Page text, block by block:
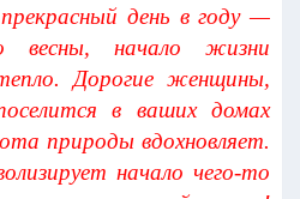
день в году —
весны, начало жизни
Дорогие женщины,
в ваших домах
природы вдохновляет.
начало чего-то